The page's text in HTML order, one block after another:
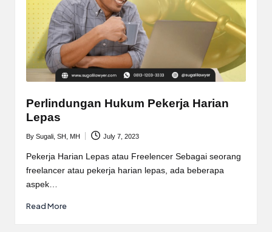
Perlindungan Hukum Pekerja Harian
Lepas
Posted
by
By Sugali, SH, MH July 7, 2023
Pekerja Harian Lepas atau Freelencer Sebagai seorang
freelancer atau pekerja harian lepas, ada beberapa
aspek…
Read More